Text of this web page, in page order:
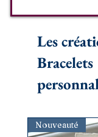
Les
Bracelets
Nouveauté